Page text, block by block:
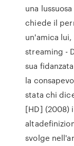
una
chiede il
un'amica
streaming -
sua
la
stata chi
[HD] (2008)
svolge